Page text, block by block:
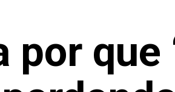
por que